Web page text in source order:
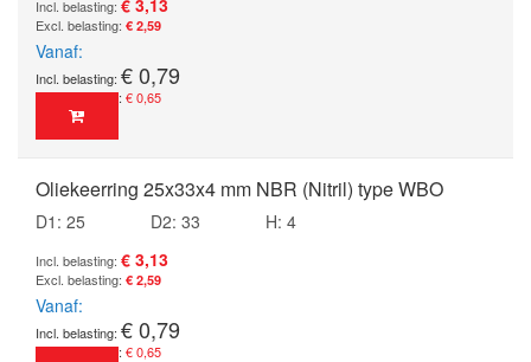
€ 2,59
Vanaf
€ 0,79
€ 0,65
Oliekeerring 25x33x4 mm NBR (Nitril) type WBO
D1: 25 D2: 33
H: 4
€ 3,13
€ 2,59
Vanaf
€ 0,79
€ 0,65